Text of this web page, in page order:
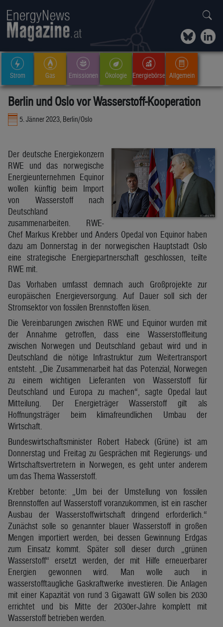
Strom Gas Emissionen Ökologie Energiebörse Allgemein
Berlin und Oslo vor Wasserstoff-Kooperation
5. Jänner 2023, Berlin/Oslo
Der deutsche Energiekonzern
RWE und das norwegische
Energieunternehmen Equinor
wollen künftig beim Import
von Wasserstoff nach
Deutschland
zusammenarbeiten. RWE-
Chef Markus Krebber und Anders Opedal von Equinor haben
dazu am Donnerstag in der norwegischen Hauptstadt Oslo
eine strategische Energiepartnerschaft geschlossen, teilte
RWE mit.
Das Vorhaben umfasst demnach auch Großprojekte zur
europäischen Energieversorgung. Auf Dauer soll sich der
Stromsektor von fossilen Brennstoffen lösen.
Die Vereinbarungen zwischen RWE und Equinor wurden mit
der Annahme getroffen, dass eine Wasserstoffleitung
zwischen Norwegen und Deutschland gebaut wird und in
Deutschland die nötige Infrastruktur zum Weitertransport
entsteht. „Die Zusammenarbeit hat das Potenzial, Norwegen
zu einem wichtigen Lieferanten von Wasserstoff für
Deutschland und Europa zu machen“, sagte Opedal laut
Mitteilung. Der Energieträger Wasserstoff gilt als
Hoffnungsträger beim klimafreundlichen Umbau der
Wirtschaft.
Bundeswirtschaftsminister Robert Habeck (Grüne) ist am
Donnerstag und Freitag zu Gesprächen mit Regierungs- und
Wirtschaftsvertretern in Norwegen, es geht unter anderem
um das Thema Wasserstoff.
Krebber betonte: „Um bei der Umstellung von fossilen
Brennstoffen auf Wasserstoff voranzukommen, ist ein rascher
Ausbau der Wasserstoffwirtschaft dringend erforderlich.“
Zunächst solle so genannter blauer Wasserstoff in großen
Mengen importiert werden, bei dessen Gewinnung Erdgas
zum Einsatz kommt. Später soll dieser durch „grünen
Wasserstoff“ ersetzt werden, der mit Hilfe erneuerbarer
Energien gewonnen wird. Man wolle auch in
wasserstofftaugliche Gaskraftwerke investieren. Die Anlagen
mit einer Kapazität von rund 3 Gigawatt GW sollen bis 2030
errichtet und bis Mitte der 2030er-Jahre komplett mit
Wasserstoff betrieben werden.